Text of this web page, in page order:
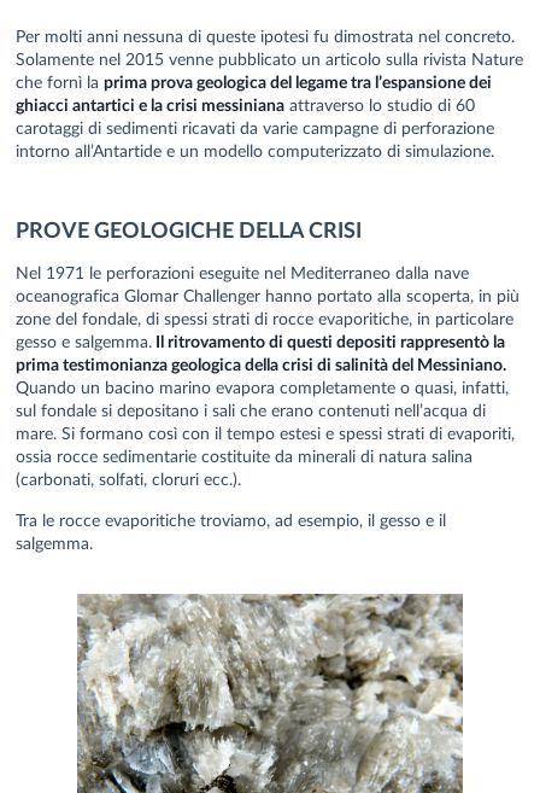
Per molti anni nessuna di queste ipotesi fu dimostrata nel concreto.
Solamente nel 2015 venne pubblicato un articolo sulla rivista Nature
che fornì laprima prova geologica del legame tra l’espansione dei
ghiacci antartici e la crisi messiniana attraverso lo studio di 60
carotaggi di sedimenti ricavati da varie campagne di perforazione
intorno all’Antartide e un modello computerizzato di simulazione.
PROVE GEOLOGICHE DELLA CRISI
Nel 1971 le perforazioni eseguite nel Mediterraneo dalla nave
oceanografica Glomar Challenger hanno portato alla scoperta, in più
zone del fondale, di spessi strati di rocce evaporitiche, in particolare
gesso e salgemma. Il ritrovamento di questi depositi rappresentò la
prima testimonianza geologica della crisi di salinità del Messiniano.
Quando un bacino marino evapora completamente o quasi, infatti,
sul fondale si depositano i sali che erano contenuti nell’acqua di
mare. Si formano così con il tempo estesi e spessi strati di evaporiti,
ossia rocce sedimentarie costituite da minerali di natura salina
(carbonati, solfati, cloruri ecc.).
Tra le rocce evaporitiche troviamo, ad esempio, il gesso e il
salgemma.